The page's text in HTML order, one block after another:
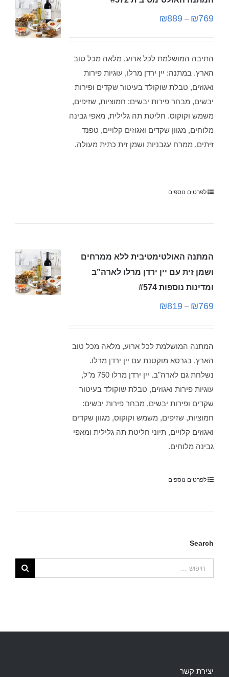
₪769
–
₪889
התיבה המושלמת לכל ארוע, מלאה מכל טוב
הארץ. במתנה: יין ירדן מרלו, עוגיות פירות
ואגוזים, טבלת שוקולד בעיטור שקדים ופירות
יבשים, מבחר פירות יבשים: חמוציות, שזיפים,
משמש וקוקוס. חליטת תה גלילית, מאפי גבינה
מלוחים, מגוון שקדים ואגוזים קלויים, טפנד
זיתים, ממרח עגבניות ושמן זית כתית מעולה.
לפרטים נוספים
המתנה האולטימטיבית ללא ממרחים
ושמן זית עם יין ירדן מרלו לארה”ב
ומדינות נוספות #574
₪769
–
₪819
המתנה המושלמת לכל ארוע, מלאה מכל טוב
הארץ. בגרסא מוקטנת עם יין ירדן מרלו.
נשלחת גם לארה"ב. יין ירדן מרלו 750 מ"ל,
עוגיות פירות ואגוזים, טבלת שוקולד בעיטור
שקדים ופירות יבשים, מבחר פירות יבשים:
חמוציות, שזיפים, משמש וקוקוס, מגוון שקדים
ואגוזים קלויים, תיוני חליטת תה גלילית ומאפי
גבינה מלוחים.
לפרטים נוספים
Search
יצירת קשר